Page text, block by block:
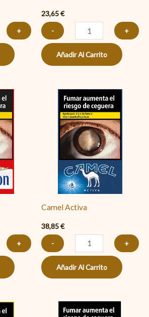
+
23,65€
-
+
Añadir Al Carrito
+
Camel Activa
38,85€
-
Camel
Activa
cantidad
+
Añadir Al Carrito